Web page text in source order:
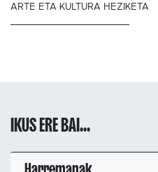
ARTE ETA KULTURA HEZIKETA
IKUS ERE BAI...